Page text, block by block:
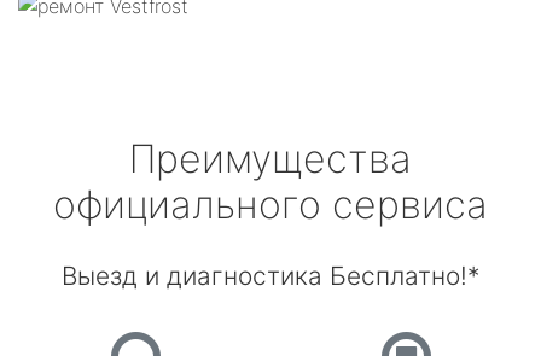
Преимущества
официального сервиса
Выезд и диагностика Бесплатно!*